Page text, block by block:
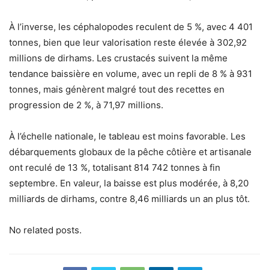
À l’inverse, les céphalopodes reculent de 5 %, avec 4 401
tonnes, bien que leur valorisation reste élevée à 302,92
millions de dirhams. Les crustacés suivent la même
tendance baissière en volume, avec un repli de 8 % à 931
tonnes, mais génèrent malgré tout des recettes en
progression de 2 %, à 71,97 millions.
À l’échelle nationale, le tableau est moins favorable. Les
débarquements globaux de la pêche côtière et artisanale
ont reculé de 13 %, totalisant 814 742 tonnes à fin
septembre. En valeur, la baisse est plus modérée, à 8,20
milliards de dirhams, contre 8,46 milliards un an plus tôt.
No related posts.